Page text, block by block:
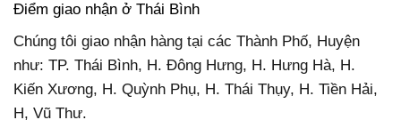
Điểm giao nhận ở Thái Bình
Chúng tôi giao nhận hàng tại các Thành Phố, Huyện
như: TP. Thái Bình, H. Đông Hưng, H. Hưng Hà, H.
Kiến Xương, H. Quỳnh Phụ, H. Thái Thụy, H. Tiền Hải,
H, Vũ Thư.